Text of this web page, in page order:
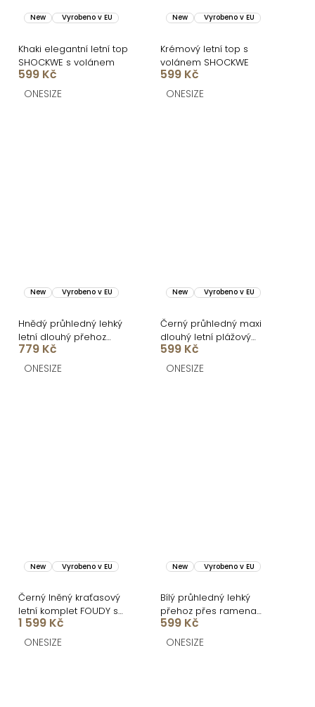
New Vyrobeno v EU
Khaki elegantní letní top
SHOCKWE s volánem
599 Kč
ONESIZE
New Vyrobeno v EU
Krémový letní top s
volánem SHOCKWE
599 Kč
ONESIZE
New Vyrobeno v EU
Hnědý průhledný lehký
letní dlouhý přehoz
RIVIERA
779 Kč
ONESIZE
New Vyrobeno v EU
Černý průhledný maxi
dlouhý letní plážový
přehoz MONVIX
599 Kč
ONESIZE
New Vyrobeno v EU
Černý lněný kraťasový
letní komplet FOUDY s
košilí
1 599 Kč
ONESIZE
New Vyrobeno v EU
Bílý průhledný lehký
přehoz přes ramena
MONVIX
599 Kč
ONESIZE